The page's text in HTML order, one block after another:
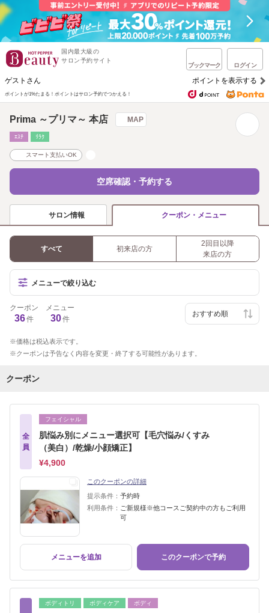
国内最大級の
サロン予約サイト
ブックマーク ログイン
ゲストさん ポイントを表示する
ポイントが1%たまる！ ポイントはサロン予約でつかえる！
Prima ～プリマ～ 本店 MAP
ｴｽﾃ ﾘﾗｸ
スマート支払いOK
空席確認・予約する
サロン情報 クーポン・メニュー
すべて 初来店の方
2回目以降
来店の方
メニューで絞り込む
クーポン
36件
メニュー
30件
価格は税込表示です。
クーポンは予告なく内容を変更・終了する可能性があります。
クーポン
全
員
フェイシャル
肌悩み別にメニュー選択可【毛穴悩み/くすみ
（美白）/乾燥/小顔矯正】
¥4,900
このクーポンの詳細
提示条件： 予約時
利用条件： ご新規様※他コースご契約中の方もご利用
可
メニューを追加 このクーポンで予約
ボディトリ ボディケア ボディ